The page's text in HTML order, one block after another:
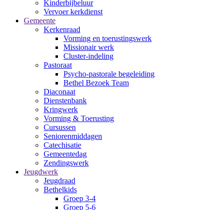
Kinderbijbeluur
Vervoer kerkdienst
Gemeente
Kerkenraad
Vorming en toerustingswerk
Missionair werk
Cluster-indeling
Pastoraat
Psycho-pastorale begeleiding
Bethel Bezoek Team
Diaconaat
Dienstenbank
Kringwerk
Vorming & Toerusting
Cursussen
Seniorenmiddagen
Catechisatie
Gemeentedag
Zendingswerk
Jeugdwerk
Jeugdraad
Bethelkids
Groep 3-4
Groep 5-6